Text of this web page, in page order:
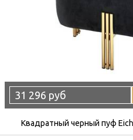
31 296 руб
Квадратный черный пуф